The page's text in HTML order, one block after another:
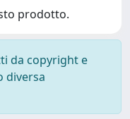
prodotto.
da copyright e
diversa